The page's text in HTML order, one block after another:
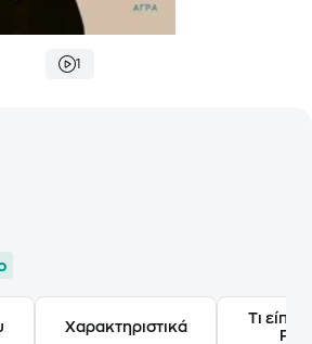
1
Χαρακτηριστικά
Τι